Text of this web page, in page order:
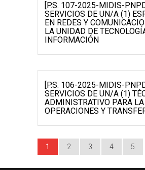
[P.S. 107-2025-MIDIS-
SERVICIOS DE UN/A (1)
EN REDES Y
LA UNIDAD DE
INFORMACIÓN
[P.S. 106-2025-MIDIS-
SERVICIOS DE UN/A (1)
ADMINISTRATIVO PARA
OPERACIONES Y
1 2 3 4 5